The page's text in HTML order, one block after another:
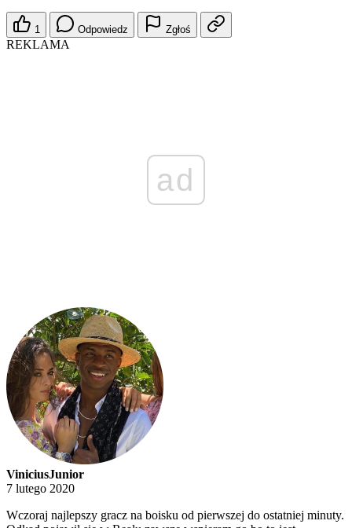
1 Odpowiedz Zgłoś
REKLAMA
ad
ViniciusJunior
7 lutego 2020
Wczoraj najlepszy gracz na boisku od pierwszej do ostatniej minuty.